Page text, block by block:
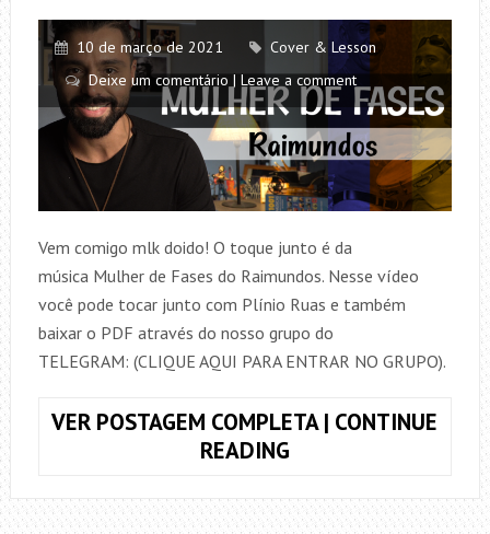
10 de março de 2021
Cover & Lesson
Deixe um comentário | Leave a comment
Vem comigo mlk doido! O toque junto é da
música Mulher de Fases do Raimundos. Nesse vídeo
você pode tocar junto com Plínio Ruas e também
baixar o PDF através do nosso grupo do
TELEGRAM: (CLIQUE AQUI PARA ENTRAR NO GRUPO).
VER POSTAGEM COMPLETA | CONTINUE
READINGTOQUE
MULHER